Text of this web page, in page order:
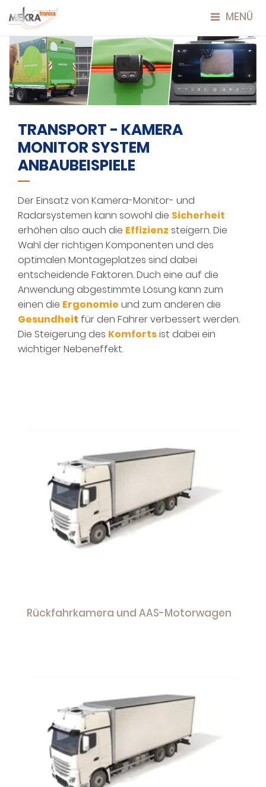
MENÜ
TRANSPORT - KAMERA
MONITOR SYSTEM
ANBAUBEISPIELE
Der Einsatz von Kamera-Monitor- und
Radarsystemen kann sowohl die Sicherheit
erhöhen also auch die Effizienz steigern. Die
Wahl der richtigen Komponenten und des
optimalen Montageplatzes sind dabei
entscheidende Faktoren. Duch eine auf die
Anwendung abgestimmte Lösung kann zum
einen die Ergonomie und zum anderen die
Gesundheit für den Fahrer verbessert werden.
Die Steigerung des Komfortsist dabei ein
wichtiger Nebeneffekt.
Rückfahrkamera und AAS-Motorwagen